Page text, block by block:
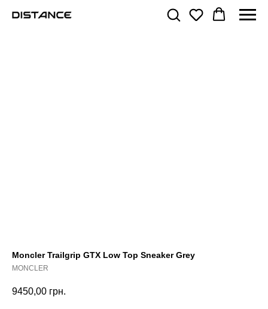
Moncler Trailgrip GTX Low Top Sneaker Grey
MONCLER
9450,00 грн.